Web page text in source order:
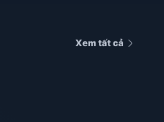
Xem tất cả